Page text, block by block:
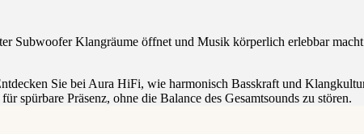
Subwoofer Klangräume öffnet und Musik körperlich erlebbar
Sie bei Aura HiFi, wie harmonisch Basskraft und
spürbare Präsenz, ohne die Balance des Gesamtsounds zu stören.